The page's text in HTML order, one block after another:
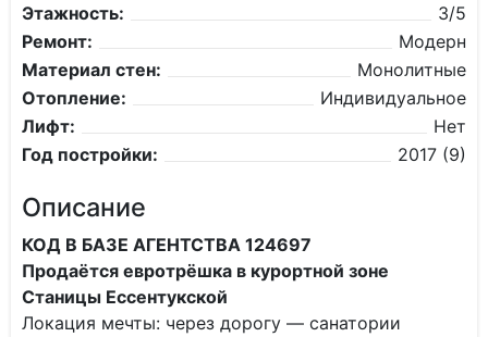
Этажность:
3/5
Ремонт:
Модерн
Материал стен:
Монолитные
Отопление:
Индивидуальное
Лифт:
Нет
Год постройки:
2017 (9)
Описание
КОД В БАЗЕ АГЕНТСТВА 124697
Продаётся евротрёшка в курортной зоне
Станицы Ессентукской
Локация мечты: через дорогу — санатории